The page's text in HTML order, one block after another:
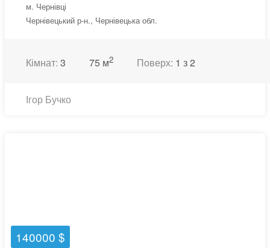
м. Чернівці
Чернівецький р-н., Чернівецька обл.
Кімнат: 3 75 м2 Поверх: 1 з 2
Ігор Бучко
140000 $